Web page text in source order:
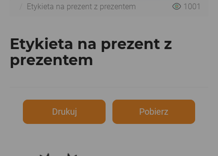
Etykieta na prezent z prezentem
1001
Etykieta na prezent z
prezentem
Drukuj Pobierz